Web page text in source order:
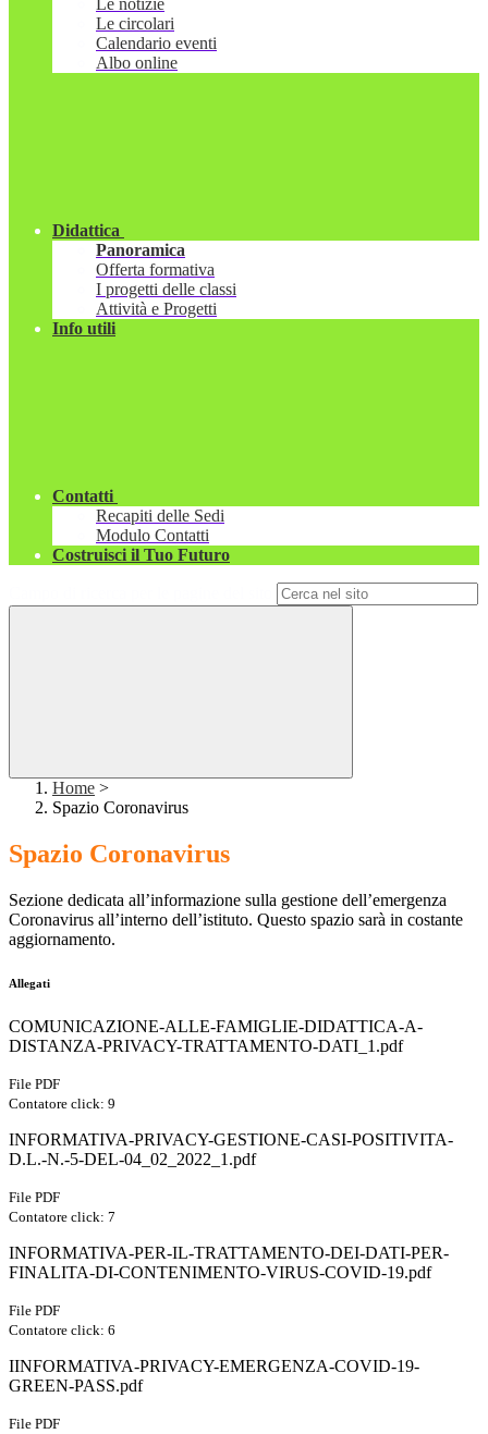
Le notizie
Le circolari
Calendario eventi
Albo online
Didattica
Panoramica
Offerta formativa
I progetti delle classi
Attività e Progetti
Info utili
Contatti
Recapiti delle Sedi
Modulo Contatti
Costruisci il Tuo Futuro
Home >
Spazio Coronavirus
Spazio Coronavirus
Sezione dedicata all’informazione sulla gestione dell’emergenza
Coronavirus all’interno dell’istituto. Questo spazio sarà in costante
aggiornamento.
Allegati
COMUNICAZIONE-ALLE-FAMIGLIE-DIDATTICA-A-
DISTANZA-PRIVACY-TRATTAMENTO-DATI_1.pdf
File PDF
Contatore click: 9
INFORMATIVA-PRIVACY-GESTIONE-CASI-POSITIVITA-
D.L.-N.-5-DEL-04_02_2022_1.pdf
File PDF
Contatore click: 7
INFORMATIVA-PER-IL-TRATTAMENTO-DEI-DATI-PER-
FINALITA-DI-CONTENIMENTO-VIRUS-COVID-19.pdf
File PDF
Contatore click: 6
IINFORMATIVA-PRIVACY-EMERGENZA-COVID-19-
GREEN-PASS.pdf
File PDF